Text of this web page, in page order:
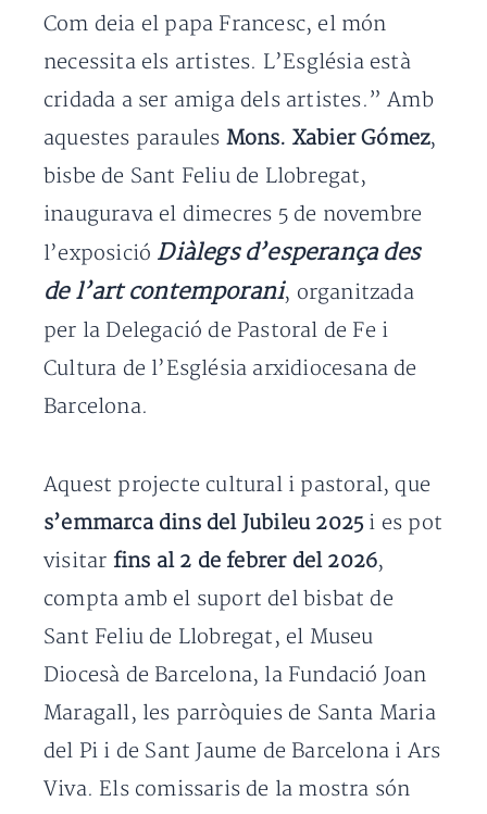
Com deia el papa Francesc, el món
necessita els artistes. L’Església està
cridada a ser amiga dels artistes.” Amb
aquestes paraules Mons. Xabier Gómez,
bisbe de Sant Feliu de Llobregat,
inaugurava el dimecres 5 de novembre
l’exposició Diàlegs d’esperança des
de l’art contemporani, organitzada
per la Delegació de Pastoral de Fe i
Cultura de l’Església arxidiocesana de
Barcelona.
Aquest projecte cultural i pastoral, que
s’emmarca dins del Jubileu 2025i es pot
visitar fins al 2 de febrer del 2026,
compta amb el suport del bisbat de
Sant Feliu de Llobregat, el Museu
Diocesà de Barcelona, la Fundació Joan
Maragall, les parròquies de Santa Maria
del Pi i de Sant Jaume de Barcelona i Ars
Viva. Els comissaris de la mostra són